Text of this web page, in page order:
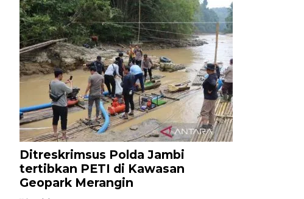
Ditreskrimsus Polda Jambi
tertibkan PETI di Kawasan
Geopark Merangin